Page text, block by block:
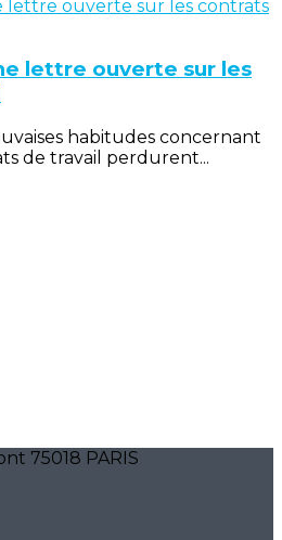
lettre ouverte sur les
habitudes concernant
de travail perdurent...
75018 PARIS